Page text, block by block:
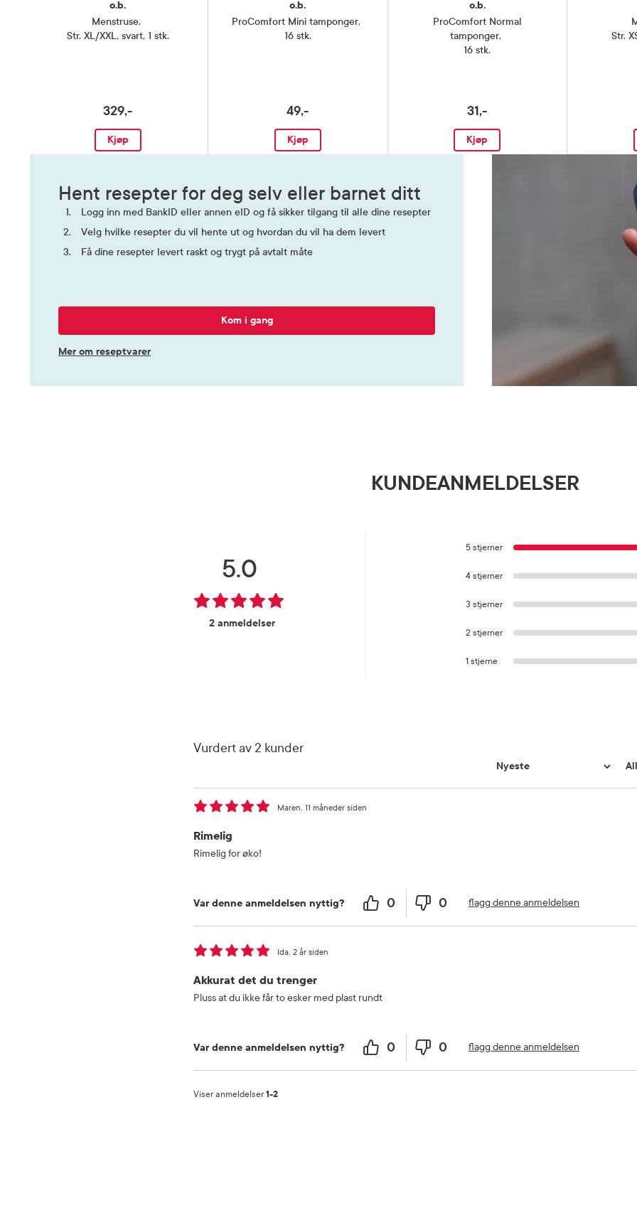
o.b.
Menstruse,
Str. XL/XXL, svart, 1 stk.
329,-
Kjøp
o.b.
ProComfort Mini tamponger,
16 stk.
49,-
Kjøp
o.b.
ProComfort Normal
tamponger,
16 stk.
31,-
Kjøp
Str.
Hent resepter for deg selv eller barnet ditt
Logg inn med BankID eller annen eID og få sikker tilgang til alle dine resepter
Velg hvilke resepter du vil hente ut og hvordan du vil ha dem levert
Få dine resepter levert raskt og trygt på avtalt måte
Kom i gang
Mer om reseptvarer
KUNDEANMELDELSER
5.0
2 anmeldelser
5 stjerner
4 stjerner
3 stjerner
2 stjerner
1 stjerne
Vurdert av 2 kunder
Rimelig
11 måneder siden
Maren
Rimelig for øko!
Var denne anmeldelsen nyttig? 0 0 flagg denne anmeldelsen
Akkurat det du trenger
2 år siden
Ida
Pluss at du ikke får to esker med plast rundt
Var denne anmeldelsen nyttig? 0 0 flagg denne anmeldelsen
Viser anmeldelser 1-2